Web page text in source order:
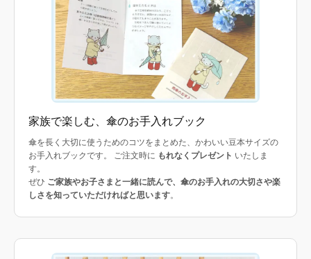
家族で楽しむ、傘のお手入れブック
傘を長く大切に使うためのコツをまとめた、かわいい豆本サイズの
お手入れブックです。 ご注文時に もれなくプレゼント いたしま
す。
ぜひ ご家族やお子さまと一緒に読んで、傘のお手入れの大切さや楽
しさを知っていただければと思います。